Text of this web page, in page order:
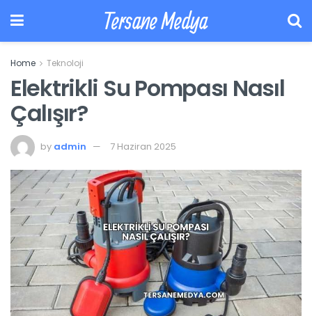
Tersane Medya
Home Teknoloji
Elektrikli Su Pompası Nasıl
Çalışır?
by admin 7 Haziran 2025